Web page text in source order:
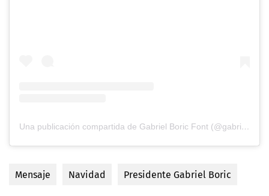
Una publicación compartida de Gabriel Boric Font (@gabrielboric)
Mensaje Navidad Presidente Gabriel Boric